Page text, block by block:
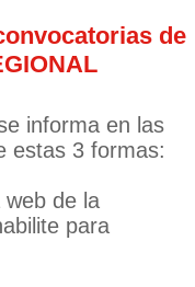
de
informa en las
estas 3 formas:
web de la
para